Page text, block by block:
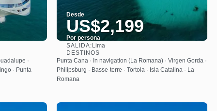
·
· Punta
Desde
US$2,199
Por persona
SALIDA: Lima
DESTINOS
Punta Cana · In navigation (La Romana) · Virgen Gorda ·
Philipsburg · Basse-terre · Tortola · Isla Catalina · La
Romana